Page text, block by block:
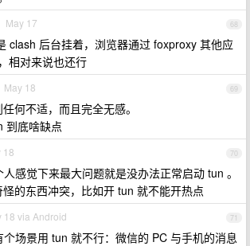
68
May 17
clash 后台挂着，浏览器通过 foxproxy 其他应
相对来说也还行
69
May 18
何不适，而且完全无感。
到底啥缺点
70
18
人感觉下来最大问题就是没办法正常启动 tun 。
的东西冲突，比如开 tun 就不能开热点
71
18 via Android
个场景用 tun 就不行：微信的 PC 与手机的消息